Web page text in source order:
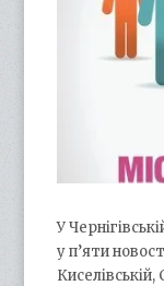
У
у п’яти